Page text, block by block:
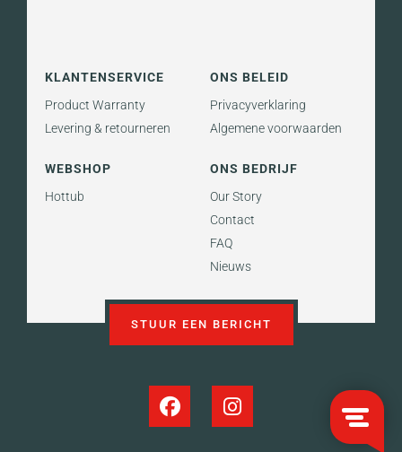
KLANTENSERVICE
Product Warranty
Levering & retourneren
ONS BELEID
Privacyverklaring
Algemene voorwaarden
WEBSHOP
Hottub
ONS BEDRIJF
Our Story
Contact
FAQ
Nieuws
STUUR EEN BERICHT